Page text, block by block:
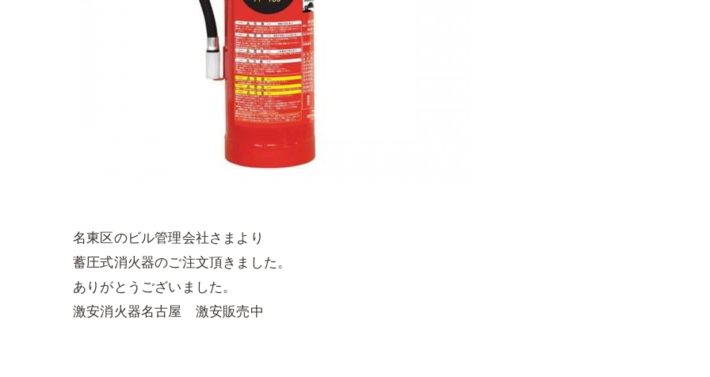
名東区のビル管理会社さまより
蓄圧式消火器のご注文頂きました。
ありがとうございました。
激安消火器名古屋 激安販売中